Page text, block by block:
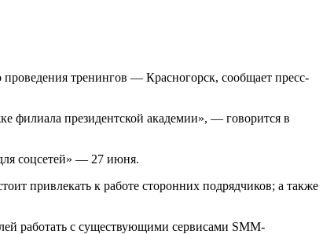
тренингов — Красногорск, сообщает пресс-
филиала президентской академии», — говорится в
соцсетей» — 27 июня.
привлекать к работе сторонних подрядчиков; а также
работать с существующими сервисами SMM-